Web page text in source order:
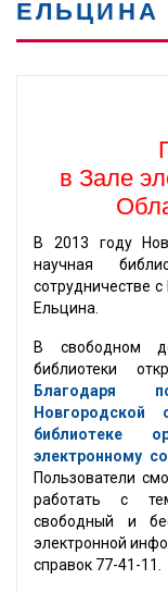
ЕЛЬЦИНА
в Зале
В 2013 году
научная
сотрудничестве
Ельцина.
В свободном
библиотеки
Благодаря
Новгородской
библиотеке
электронному
Пользователи
работать с
свободный и
электронной
справок 77-41-11.